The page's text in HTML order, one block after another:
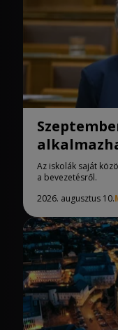
iskolák
Az iskolák saját
a bevezetésről.
2026. augusztus 10.